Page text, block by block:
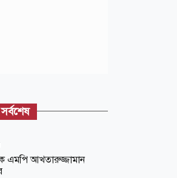
সর্বশেষ
এমপি আখতারুজ্জামান